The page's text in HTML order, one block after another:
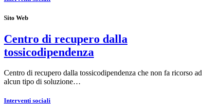
Sito Web
Centro di recupero dalla
tossicodipendenza
Centro di recupero dalla tossicodipendenza che non fa ricorso ad
alcun tipo di soluzione…
Interventi sociali